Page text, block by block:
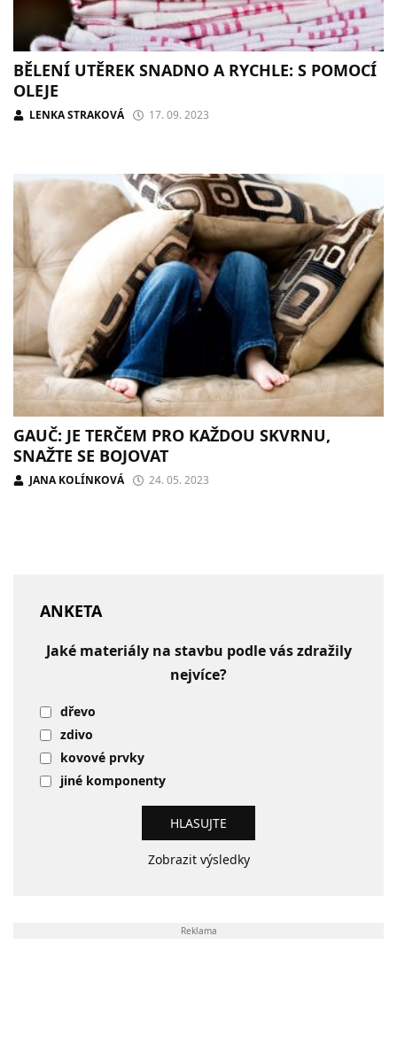
BĚLENÍ UTĚREK SNADNO A RYCHLE: S POMOCÍ
OLEJE
LENKA STRAKOVÁ 17. 09. 2023
GAUČ: JE TERČEM PRO KAŽDOU SKVRNU,
SNAŽTE SE BOJOVAT
JANA KOLÍNKOVÁ 24. 05. 2023
ANKETA
Jaké materiály na stavbu podle vás zdražily
nejvíce?
dřevo
zdivo
kovové prvky
jiné komponenty
Zobrazit výsledky
Reklama